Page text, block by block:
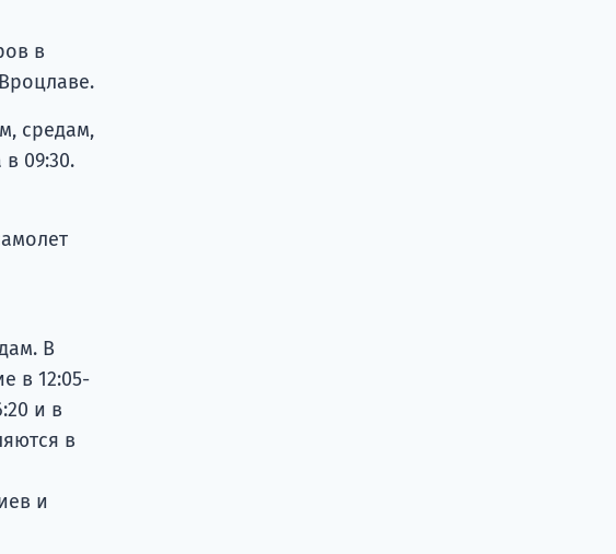
в
средам,
09:30.
В
в 12:05-
и в
в
и